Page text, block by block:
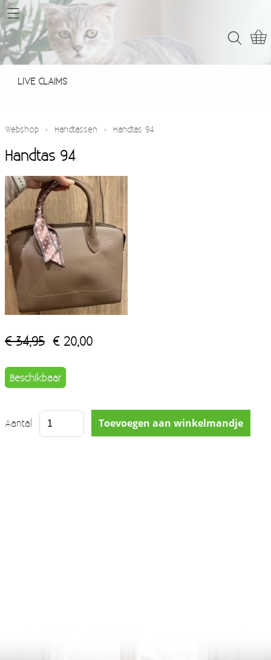
Home
Webshop
LIVE CLAIMS
Webshop › Handtassen › Handtas 94
Handtas 94
€ 34,95 € 20,00
Beschikbaar
Aantal